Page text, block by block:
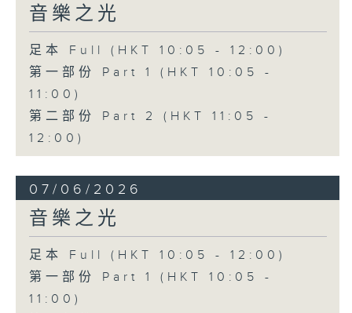
音樂之光
足本 Full (HKT 10:05 - 12:00)
第一部份 Part 1 (HKT 10:05 -
11:00)
第二部份 Part 2 (HKT 11:05 -
12:00)
07/06/2026
音樂之光
足本 Full (HKT 10:05 - 12:00)
第一部份 Part 1 (HKT 10:05 -
11:00)